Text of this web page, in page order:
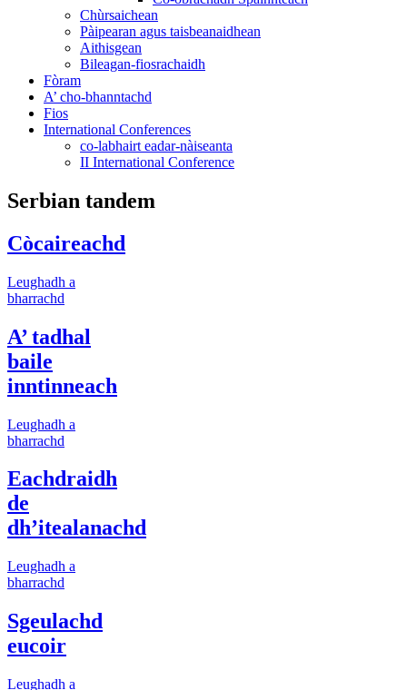
Chùrsaichean
Pàipearan agus taisbeanaidhean
Aithisgean
Bileagan-fiosrachaidh
Fòram
A’ cho-bhanntachd
Fios
International Conferences
co-labhairt eadar-nàiseanta
II International Conference
Serbian tandem
Còcaireachd
Leughadh a
bharrachd
A’ tadhal
baile
inntinneach
Leughadh a
bharrachd
Eachdraidh
de
dh’itealanachd
Leughadh a
bharrachd
Sgeulachd
eucoir
Leughadh a